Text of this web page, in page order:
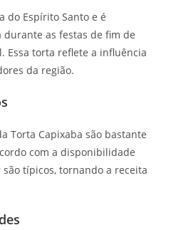
do Espírito Santo e é
as festas de fim de
Essa torta reflete a influência
da região.
Torta Capixaba são bastante
com a disponibilidade
típicos, tornando a receita